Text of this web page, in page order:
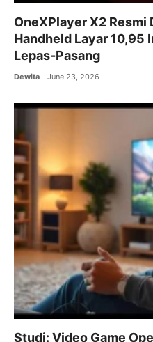
OneXPlayer X2 Resmi
Handheld Layar 10,95
Lepas-Pasang
Dewita June 23, 2026
Studi: Video Game